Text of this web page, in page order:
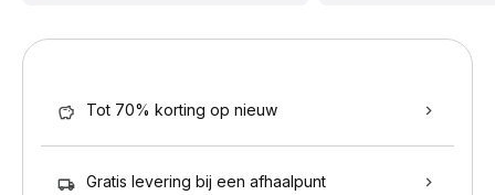
Tot 70% korting op nieuw
Gratis levering bij een afhaalpunt